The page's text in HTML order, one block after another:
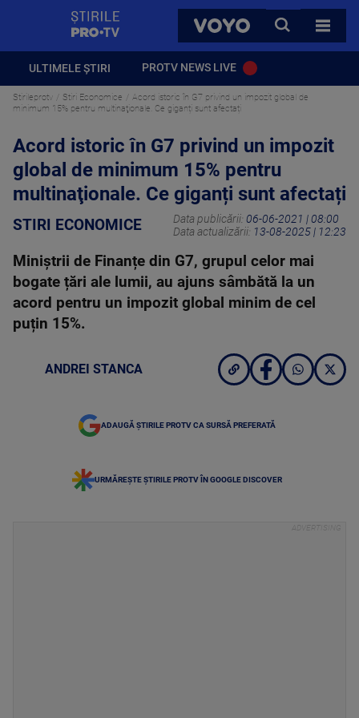
VOYO
CAUTA
TOATE
ULTIMELE ȘTIRI PROTV NEWS LIVE
Stirileprotv Stiri Economice
Acord istoric în G7 privind un impozit global de
minimum 15% pentru multinaţionale. Ce giganți sunt afectați
Acord istoric în G7 privind un impozit
global de minimum 15% pentru
multinaţionale. Ce giganți sunt afectați
STIRI ECONOMICE Data publicării: 06-06-2021 | 08:00
Data actualizării: 13-08-2025 | 12:23
Miniștrii de Finanțe din G7, grupul celor mai
bogate țări ale lumii, au ajuns sâmbătă la un
acord pentru un impozit global minim de cel
puțin 15%.
ANDREI STANCA
ADAUGĂ ȘTIRILE PROTV CA SURSĂ PREFERATĂ
URMĂREȘTE ȘTIRILE PROTV ÎN GOOGLE DISCOVER